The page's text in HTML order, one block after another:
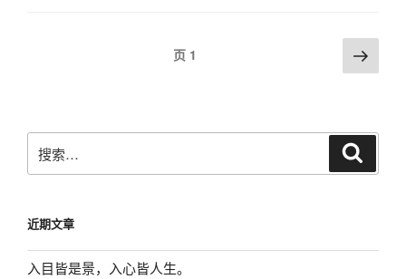
航
页 1 下
一
搜
索：
近期文章
入目皆是景，入心皆人生。